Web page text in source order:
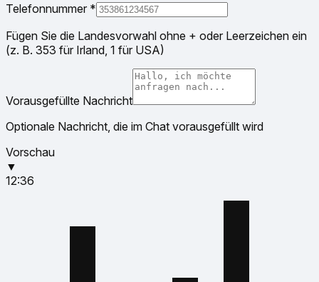
Telefonnummer *
Fügen Sie die Landesvorwahl ohne + oder Leerzeichen ein
(z. B. 353 für Irland, 1 für USA)
Vorausgefüllte Nachricht
Optionale Nachricht, die im Chat vorausgefüllt wird
Vorschau
▼
12:36